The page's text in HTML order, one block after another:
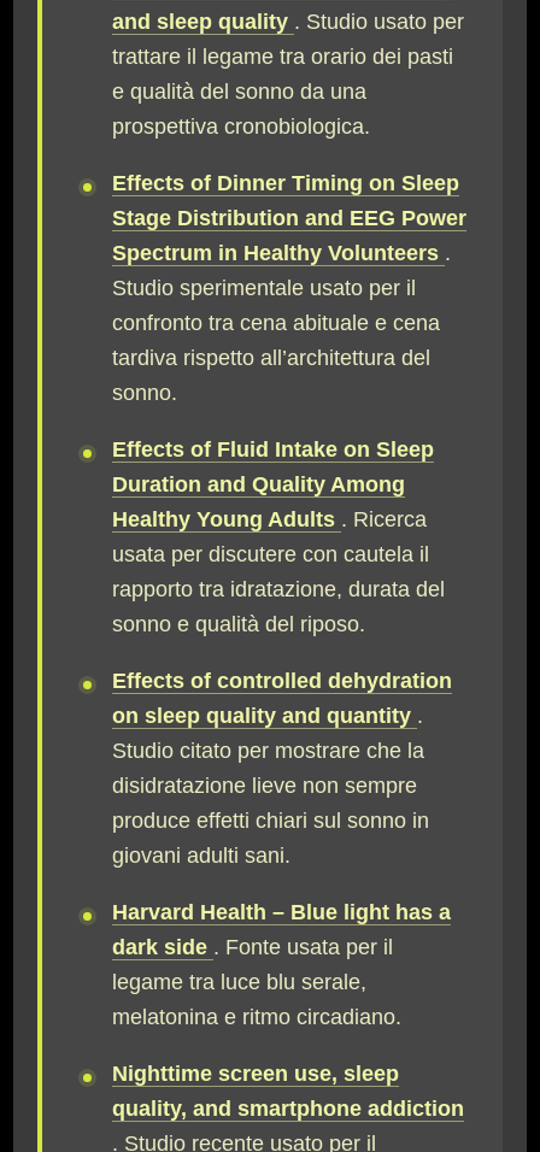
and sleep quality . Studio usato per
trattare il legame tra orario dei pasti
e qualità del sonno da una
prospettiva cronobiologica.
Effects of Dinner Timing on Sleep
Stage Distribution and EEG Power
Spectrum in Healthy Volunteers .
Studio sperimentale usato per il
confronto tra cena abituale e cena
tardiva rispetto all’architettura del
sonno.
Effects of Fluid Intake on Sleep
Duration and Quality Among
Healthy Young Adults . Ricerca
usata per discutere con cautela il
rapporto tra idratazione, durata del
sonno e qualità del riposo.
Effects of controlled dehydration
on sleep quality and quantity .
Studio citato per mostrare che la
disidratazione lieve non sempre
produce effetti chiari sul sonno in
giovani adulti sani.
Harvard Health – Blue light has a
dark side . Fonte usata per il
legame tra luce blu serale,
melatonina e ritmo circadiano.
Nighttime screen use, sleep
quality, and smartphone addiction
. Studio recente usato per il